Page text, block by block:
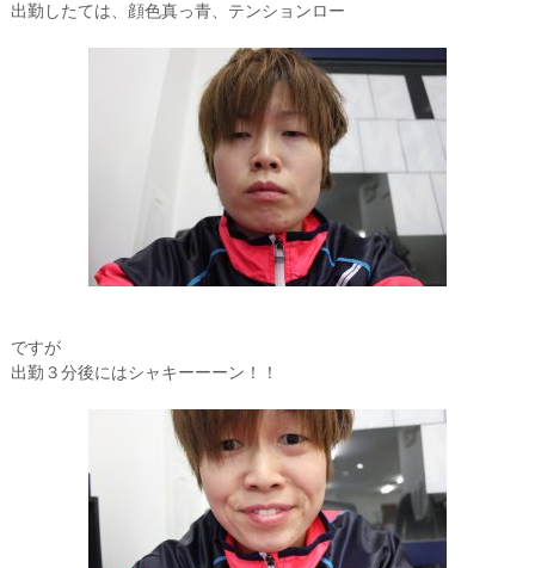
出勤したては、顔色真っ青、テンションロー
ですが
出勤３分後にはシャキーーーン！！